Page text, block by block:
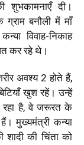
शुभकामनाएँ दी।
ग्राम बनौली में माँ
विवाह-निकाह
कर रहे थे।
अवश्य 2 होते हैं,
खुश रहें। उन्हें
रहा है, वे जरूरत के
मुख्यमंत्री कन्या
शादी की चिंता को